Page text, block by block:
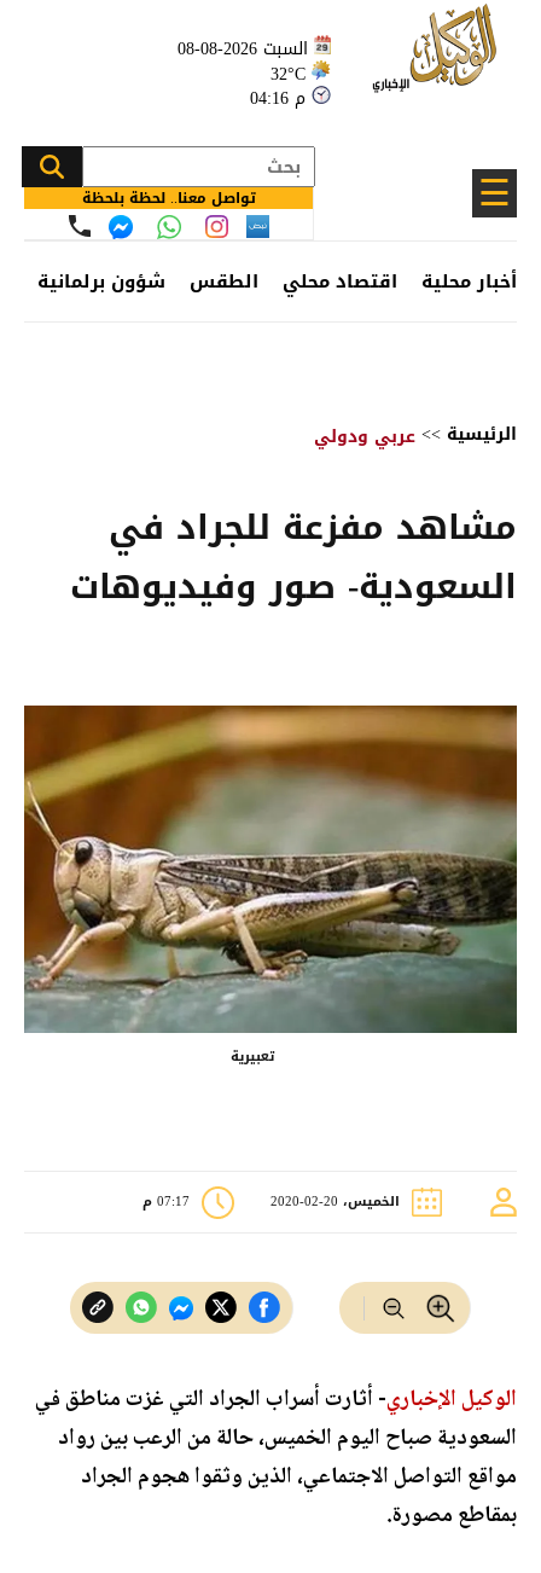
السبت 2026-08-08
32°C
04:16 م
☰ تواصل معنا.. لحظة بلحظة
أخبار محلية اقتصاد محلي الطقس شؤون برلمانية
الرئيسية >>عربي ودولي
مشاهد مفزعة للجراد في
السعودية- صور وفيديوهات
تعبيرية
الخميس، 20-02-2020 07:17 م
الوكيل الإخباري- أثارت أسراب الجراد التي غزت مناطق في
السعودية صباح اليوم الخميس، حالة من الرعب بين رواد
مواقع التواصل الاجتماعي، الذين وثقوا هجوم الجراد
بمقاطع مصورة.